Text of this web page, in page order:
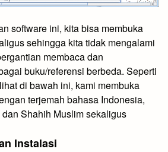
software ini, kita bisa membuka
sehingga kita tidak mengalami
membaca dan
buku/referensi berbeda. Seperti
di bawah ini, kami membuka
terjemah bahasa Indonesia,
Shahih Muslim sekaligus
Instalasi